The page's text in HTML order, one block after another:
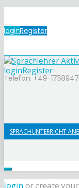
loginRegister
Telefon: +49-
loginRegister
SPRACHUNTERRICHT
loginor create your